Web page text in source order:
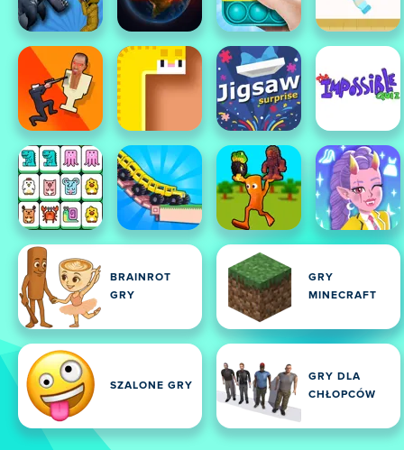
BRAINROT
GRY
GRY
MINECRAFT
SZALONE GRY
GRY DLA
CHŁOPCÓW